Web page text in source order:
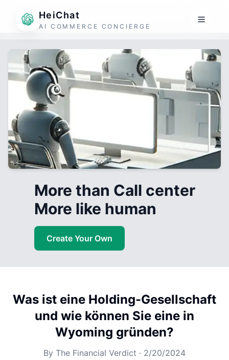
HeiChat
AI COMMERCE CONCIERGE
More than Call center
More like human
Create Your Own
Was ist eine Holding-Gesellschaft
und wie können Sie eine in
Wyoming gründen?
By The Financial Verdict · 2/20/2024